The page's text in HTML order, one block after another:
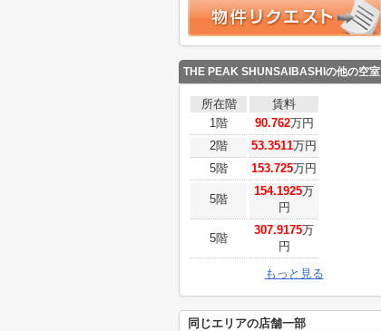
THE PEAK SHUNSAIBASHIの他の空室
所在階
賃料
1階
90.762万円
2階
53.3511万円
5階
153.725万円
5階
154.1925万
円
5階
307.9175万
円
もっと見る
同じエリアの店舗一部